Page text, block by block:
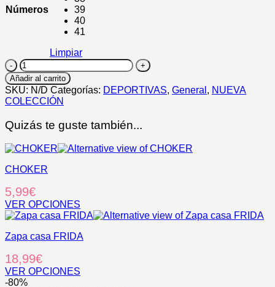
Números
39
40
41
Limpiar
LOBATO
cantidad
Añadir al carrito
SKU: N/D Categorías: DEPORTIVAS, General , NUEVA
COLECCIÓN
Quizás te guste también...
CHOKER
5,99€
VER OPCIONES
Este
tiene
variantes.
Las
opciones
Zapa casa FRIDA
18,99€
VER OPCIONES
Este
-80%